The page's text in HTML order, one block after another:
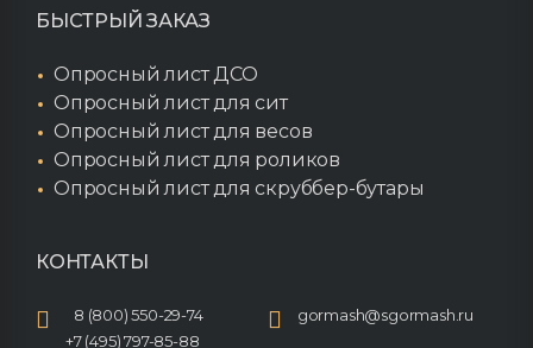
БЫСТРЫЙ ЗАКАЗ
Опросный лист ДСО
Опросный лист для сит
Опросный лист для весов
Опросный лист для роликов
Опросный лист для скруббер-бутары
КОНТАКТЫ
8 (800) 550-29-74
+7 (495) 797-85-88
gormash@sgormash.ru